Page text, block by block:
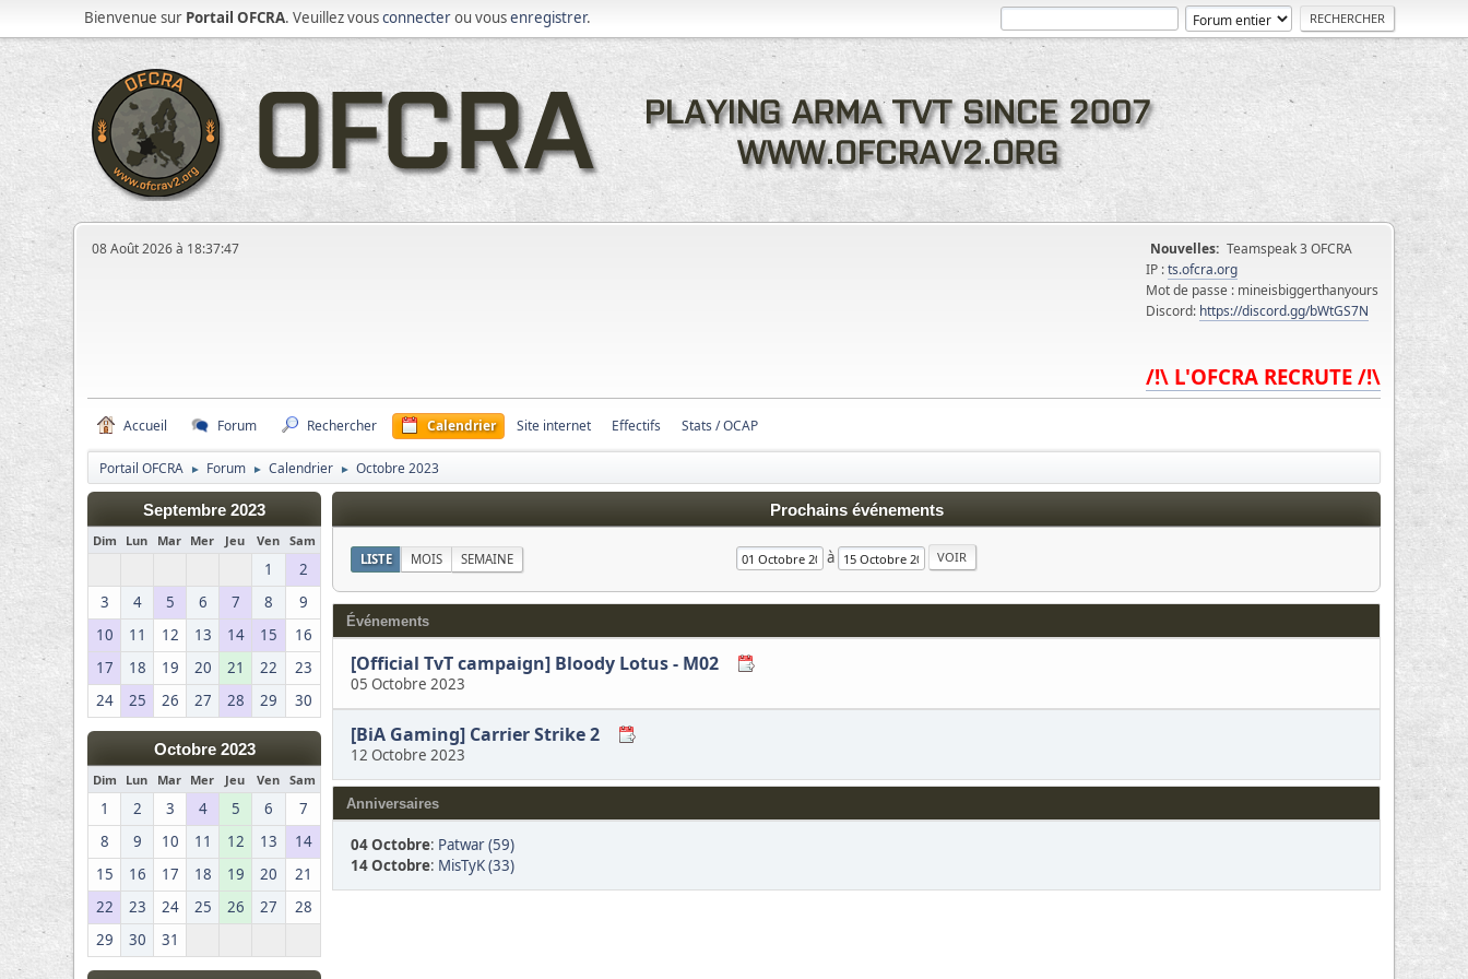
Bienvenue sur Portail OFCRA. Veuillez vousconnecterou vousenregistrer.
08 Août 2026 à 18:37:47 Nouvelles: Teamspeak 3 OFCRA
IP :ts.ofcra.org
Mot de passe : mineisbiggerthanyours
Discord: https://discord.gg/bWtGS7N
/!\ L'OFCRA RECRUTE /!\
Accueil Forum Rechercher Calendrier Site internet Effectifs Stats / OCAP
Portail OFCRA ► Forum ► Calendrier ► Octobre 2023
Septembre 2023
Dim Lun Mar Mer Jeu Ven Sam
1
2
3
4 5 6 7 8
9
10
11 12 13 14 15
16
17
18 19 20 21 22
23
24
25 26 27 28 29 30
Octobre 2023
Dim Lun Mar Mer Jeu Ven Sam
1 2 3 4 5 6
7
8
9 10 11 12 13
14
15
16 17 18 19 20
21
22
23 24 25 26 27
28
29
30 31
Prochains événements
LISTE MOIS SEMAINE à
Événements
[Official TvT campaign] Bloody Lotus - M02
05 Octobre 2023
[BiA Gaming] Carrier Strike 2
12 Octobre 2023
Anniversaires
04 Octobre: Patwar (59)
14 Octobre: MisTyK (33)